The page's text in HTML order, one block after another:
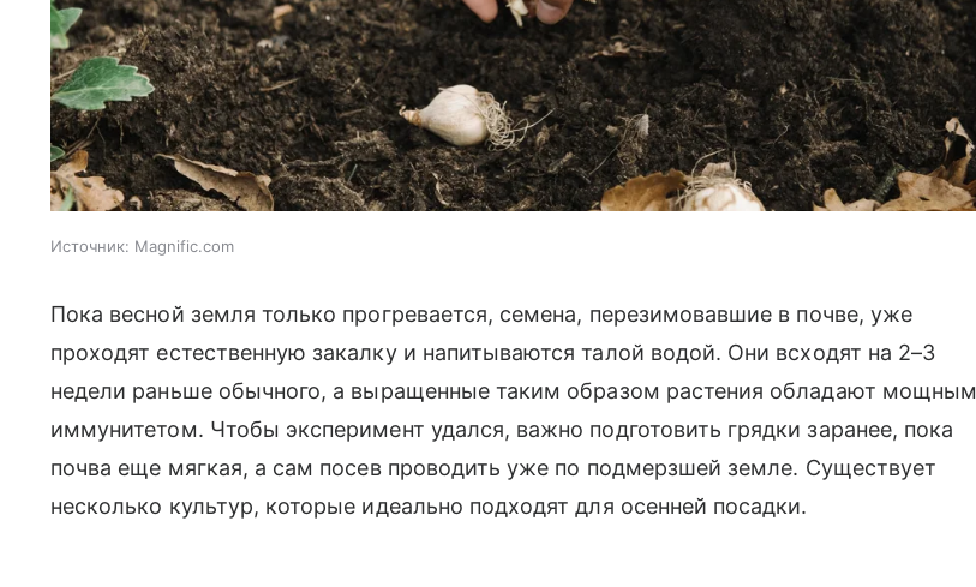
Источник: Magnific.com
Пока весной земля только прогревается, семена, перезимовавшие в почве, уже
проходят естественную закалку и напитываются талой водой. Они всходят на 2–3
недели раньше обычного, а выращенные таким образом растения обладают мощным
иммунитетом. Чтобы эксперимент удался, важно подготовить грядки заранее, пока
почва еще мягкая, а сам посев проводить уже по подмерзшей земле. Существует
несколько культур, которые идеально подходят для осенней посадки.